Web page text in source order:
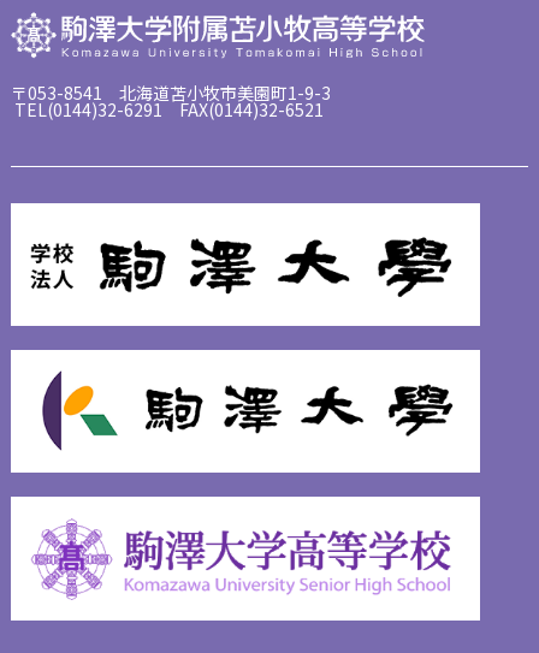
〒053-8541 北海道苫小牧市美園町1-9-3
TEL(0144)32-6291 FAX(0144)32-6521